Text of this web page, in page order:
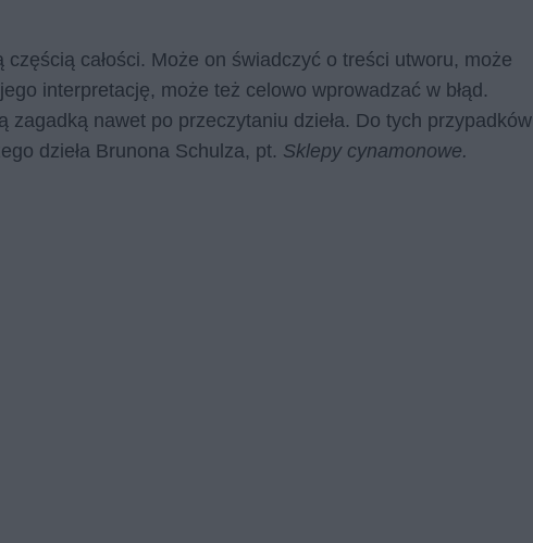
częścią całości. Może on świadczyć o treści utworu, może
interpretację, może też celowo wprowadzać w błąd.
zagadką nawet po przeczytaniu dzieła. Do tych przypadków
dzieła Brunona Schulza, pt. Sklepy cynamonowe.